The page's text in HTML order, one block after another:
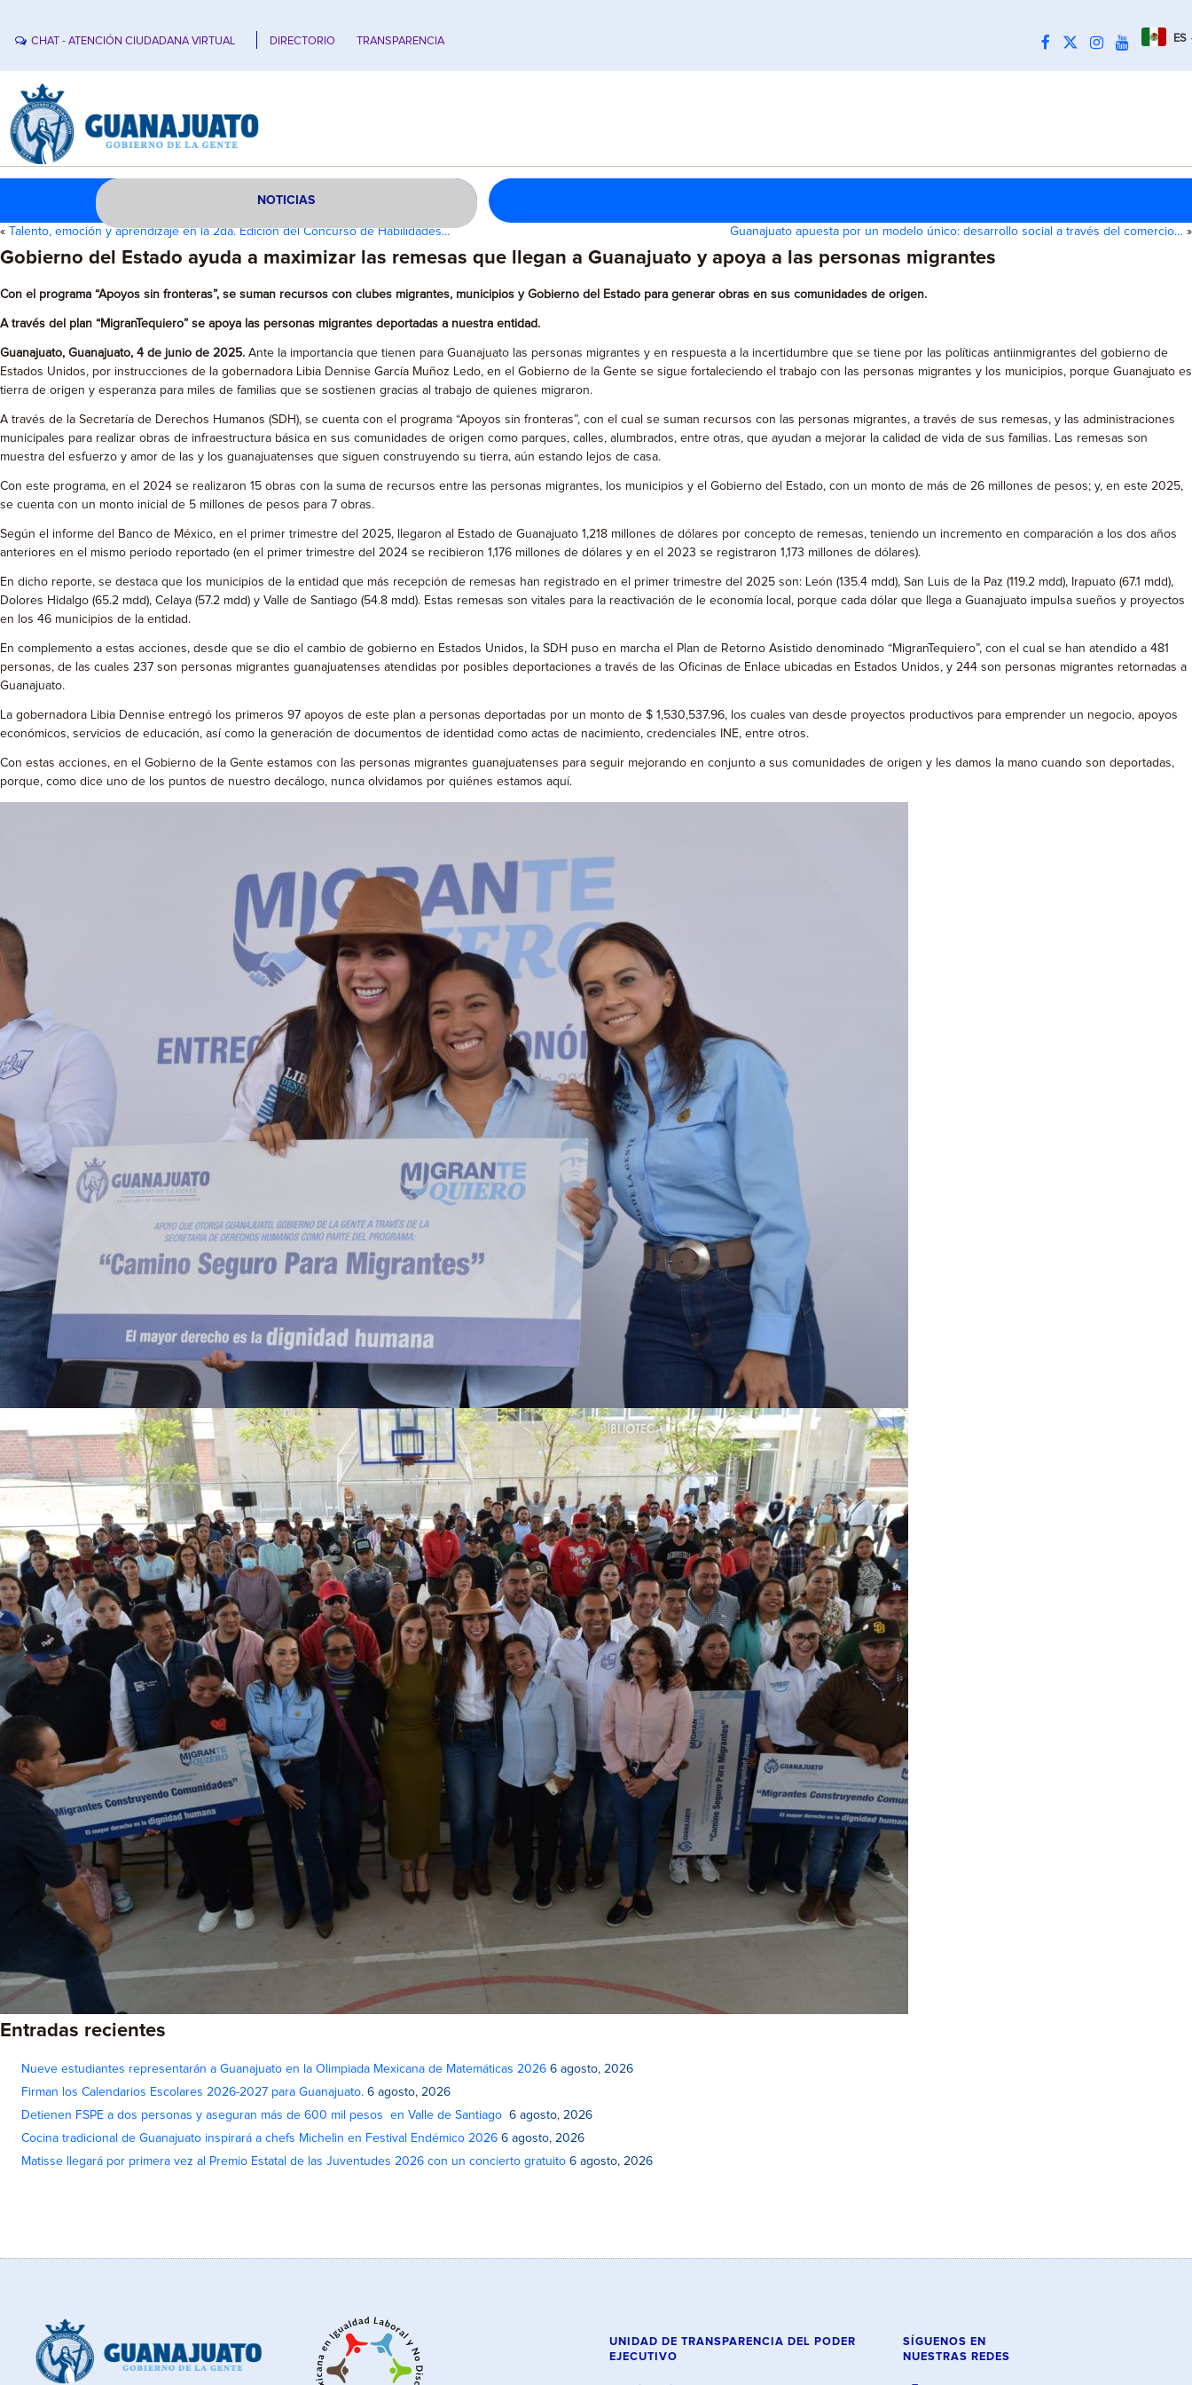
CHAT - ATENCIÓN CIUDADANA VIRTUAL DIRECTORIO TRANSPARENCIA ES
NOTICIAS
« Talento, emoción y aprendizaje en la 2da. Edición del Concurso de Habilidades… Guanajuato apuesta por un modelo único: desarrollo social a través del comercio… »
Gobierno del Estado ayuda a maximizar las remesas que llegan a Guanajuato y apoya a las personas migrantes
Con el programa “Apoyos sin fronteras”, se suman recursos con clubes migrantes, municipios y Gobierno del Estado para generar obras en sus comunidades de origen.
A través del plan “MigranTequiero” se apoya las personas migrantes deportadas a nuestra entidad.
Guanajuato, Guanajuato, 4 de junio de 2025. Ante la importancia que tienen para Guanajuato las personas migrantes y en respuesta a la incertidumbre que se tiene por las políticas antiinmigrantes del gobierno de
Estados Unidos, por instrucciones de la gobernadora Libia Dennise García Muñoz Ledo, en el Gobierno de la Gente se sigue fortaleciendo el trabajo con las personas migrantes y los municipios, porque Guanajuato es
tierra de origen y esperanza para miles de familias que se sostienen gracias al trabajo de quienes migraron.
A través de la Secretaría de Derechos Humanos (SDH), se cuenta con el programa “Apoyos sin fronteras”, con el cual se suman recursos con las personas migrantes, a través de sus remesas, y las administraciones
municipales para realizar obras de infraestructura básica en sus comunidades de origen como parques, calles, alumbrados, entre otras, que ayudan a mejorar la calidad de vida de sus familias. Las remesas son
muestra del esfuerzo y amor de las y los guanajuatenses que siguen construyendo su tierra, aún estando lejos de casa.
Con este programa, en el 2024 se realizaron 15 obras con la suma de recursos entre las personas migrantes, los municipios y el Gobierno del Estado, con un monto de más de 26 millones de pesos; y, en este 2025,
se cuenta con un monto inicial de 5 millones de pesos para 7 obras.
Según el informe del Banco de México, en el primer trimestre del 2025, llegaron al Estado de Guanajuato 1,218 millones de dólares por concepto de remesas, teniendo un incremento en comparación a los dos años
anteriores en el mismo periodo reportado (en el primer trimestre del 2024 se recibieron 1,176 millones de dólares y en el 2023 se registraron 1,173 millones de dólares).
En dicho reporte, se destaca que los municipios de la entidad que más recepción de remesas han registrado en el primer trimestre del 2025 son: León (135.4 mdd), San Luis de la Paz (119.2 mdd), Irapuato (67.1 mdd),
Dolores Hidalgo (65.2 mdd), Celaya (57.2 mdd) y Valle de Santiago (54.8 mdd). Estas remesas son vitales para la reactivación de le economía local, porque cada dólar que llega a Guanajuato impulsa sueños y proyectos
en los 46 municipios de la entidad.
En complemento a estas acciones, desde que se dio el cambio de gobierno en Estados Unidos, la SDH puso en marcha el Plan de Retorno Asistido denominado “MigranTequiero”, con el cual se han atendido a 481
personas, de las cuales 237 son personas migrantes guanajuatenses atendidas por posibles deportaciones a través de las Oficinas de Enlace ubicadas en Estados Unidos, y 244 son personas migrantes retornadas a
Guanajuato.
La gobernadora Libia Dennise entregó los primeros 97 apoyos de este plan a personas deportadas por un monto de $ 1,530,537.96, los cuales van desde proyectos productivos para emprender un negocio, apoyos
económicos, servicios de educación, así como la generación de documentos de identidad como actas de nacimiento, credenciales INE, entre otros.
Con estas acciones, en el Gobierno de la Gente estamos con las personas migrantes guanajuatenses para seguir mejorando en conjunto a sus comunidades de origen y les damos la mano cuando son deportadas,
porque, como dice uno de los puntos de nuestro decálogo, nunca olvidamos por quiénes estamos aquí.
Entradas recientes
Nueve estudiantes representarán a Guanajuato en la Olimpiada Mexicana de Matemáticas 2026 6 agosto, 2026
Firman los Calendarios Escolares 2026-2027 para Guanajuato. 6 agosto, 2026
Detienen FSPE a dos personas y aseguran más de 600 mil pesos en Valle de Santiago 6 agosto, 2026
Cocina tradicional de Guanajuato inspirará a chefs Michelin en Festival Endémico 2026 6 agosto, 2026
Matisse llegará por primera vez al Premio Estatal de las Juventudes 2026 con un concierto gratuito 6 agosto, 2026
UNIDAD DE TRANSPARENCIA DEL PODER
EJECUTIVO
SÍGUENOS EN
NUESTRAS REDES